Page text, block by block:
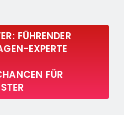
FÜHRENDER
EXPERTE
FÜR